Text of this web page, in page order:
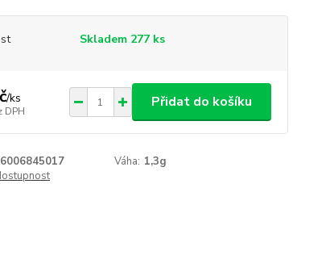
Skladem 277 ks
/ks
DPH
Přidat do košíku
Váha: 1,3g